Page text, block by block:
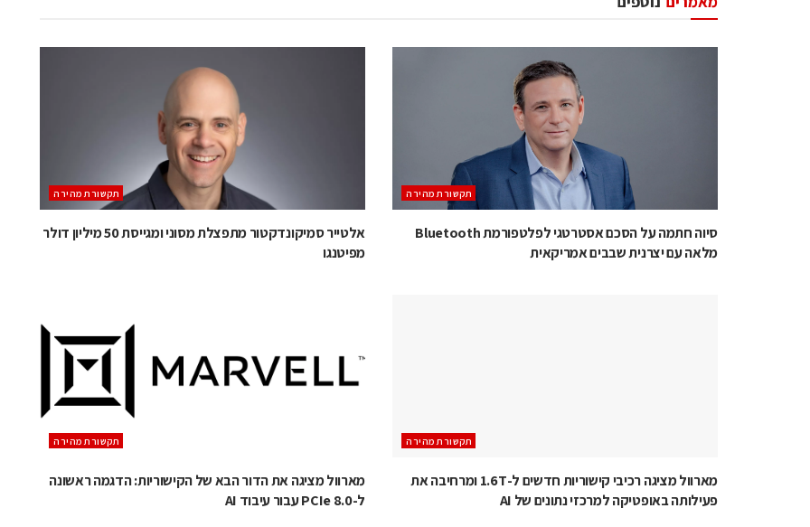
תקשורת מהירה
סיוה חתמה על הסכם אסטרטגי לפלטפורמת Bluetooth
מלאה עם יצרנית שבבים אמריקאית
תקשורת מהירה
אלטייר סמיקונדקטור מתפצלת מסוני ומגייסת 50 מיליון דולר
מפיטנגו
תקשורת מהירה
מארוול מציגה רכיבי קישוריות חדשים ל-1.6T ומרחיבה את
פעילותה באופטיקה למרכזי נתונים של AI
תקשורת מהירה
מארוול מציגה את הדור הבא של הקישוריות: הדגמה ראשונה
ל-PCIe 8.0 עבור עיבוד AI